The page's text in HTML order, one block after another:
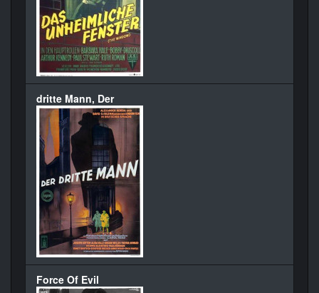
dritte Mann, Der
Force Of Evil